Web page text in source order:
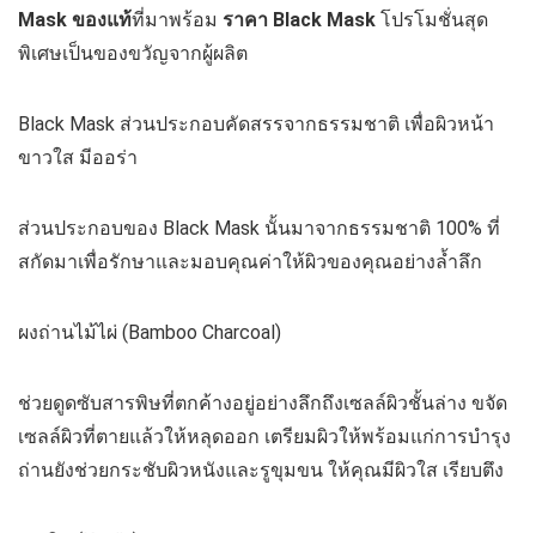
Mask ของแท้ที่มาพร้อม ราคา Black Mask โปรโมชั่นสุด
พิเศษเป็นของขวัญจากผู้ผลิต
Black Mask ส่วนประกอบคัดสรรจากธรรมชาติ เพื่อผิวหน้า
ขาวใส มีออร่า
ส่วนประกอบของ Black Mask นั้นมาจากธรรมชาติ 100% ที่
สกัดมาเพื่อรักษาและมอบคุณค่าให้ผิวของคุณอย่างล้ำลึก
ผงถ่านไม้ไผ่ (Bamboo Charcoal)
ช่วยดูดซับสารพิษที่ตกค้างอยู่อย่างลึกถึงเซลล์ผิวชั้นล่าง ขจัด
เซลล์ผิวที่ตายแล้วให้หลุดออก เตรียมผิวให้พร้อมแก่การบำรุง
ถ่านยังช่วยกระชับผิวหนังและรูขุมขน ให้คุณมีผิวใส เรียบตึง